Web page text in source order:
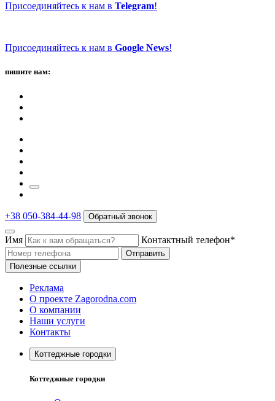
Присоединяйтесь к нам в Telegram!
Присоединяйтесь к нам в Google News!
пишите нам:
+38 050-384-44-98 Обратный звонок
Имя Контактный телефон*
Отправить
Полезные ссылки
Реклама
О проекте Zagorodna.com
О компании
Наши услуги
Контакты
Коттеджные городки
Коттеджные городки